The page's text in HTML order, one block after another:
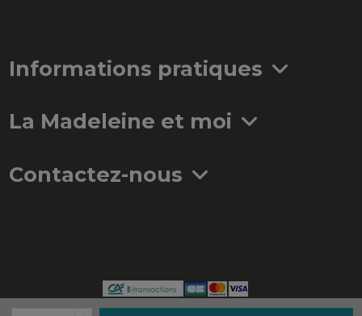
Informations pratiques
La Madeleine et moi
Contactez-nous